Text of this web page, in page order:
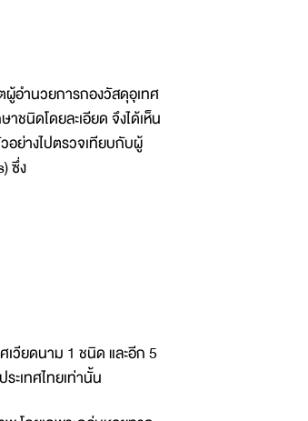
อำนวยการกองวัสดุอุเทศ
ชนิดโดยละเอียด จึงได้เห็น
ย่างไปตรวจเทียบกับผู้
ซึ่ง
วียดนาม 1 ชนิด และอีก 5
ะเทศไทยเท่านั้น